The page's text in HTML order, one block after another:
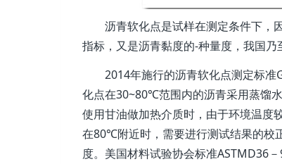
沥青软化点是试样在测定条件下，
指标，又是沥青黏度的-种量度，我国乃
2014年施行的沥青软化点测定标准
化点在30~80℃范围内的沥青采用蒸馏
使用甘油做加热介质时，由于环境温度
在80℃附近时，需要进行测试结果的校
度。美国材料试验协会标准ASTMD36